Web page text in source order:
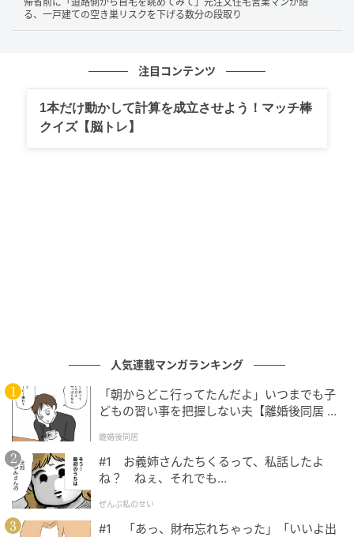
が、平屋の場合は居住スペースがすべて1階に集中する
「平屋を建てるために広い土地を買わなければなら
ず、土地代と建築費の両方が膨らんでしまった」とい
うケースも少なくありません。
・足場代の削減：
将来の外壁塗装の際、2階建てのような大規模な足場を
組む必要がなく、維持費を抑えられる。
・構造の安定性：
2階がないため自重が軽く、地震の揺れに対しても有利
な形状を作りやすい。
る、一戸建ての空き巣リスクを下げる数分の段取り
注目コンテンツ
1本だけ動かして計算を成立させよう！マッチ棒
クイズ【脳トレ】
人気連載マンガランキング
「朝からどこ行ってたんだよ」いつまでも子
どもの習い事を把握しない夫【離婚後同居 Vo
離婚後同居
#1 お義姉さんたちくるって、私話したよ
ね？ ねぇ、それでも…
ぜんぶ私のせい
#1 「あっ、財布忘れちゃった」「いいよ出